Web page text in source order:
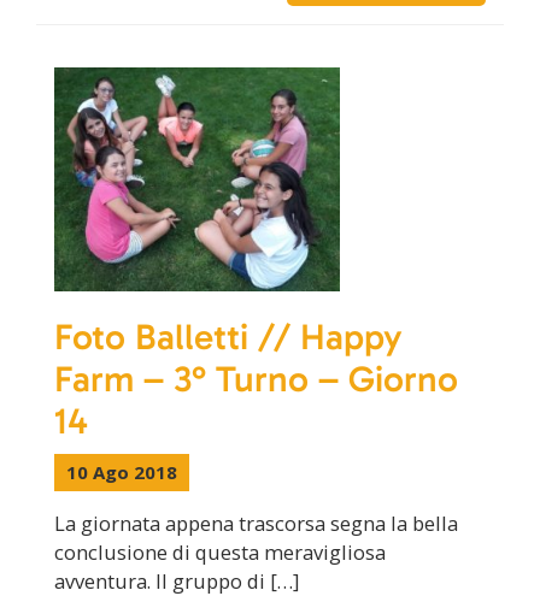
Foto Balletti // Happy
Farm – 3° Turno – Giorno
14
10 Ago 2018
La giornata appena trascorsa segna la bella
conclusione di questa meravigliosa
avventura. Il gruppo di […]